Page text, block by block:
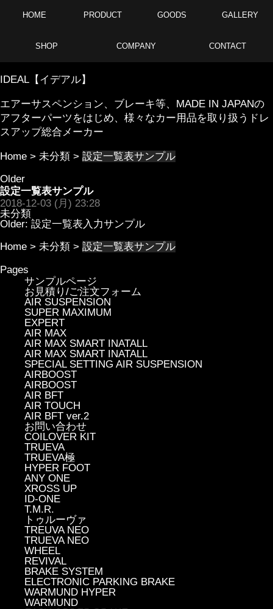
HOME PRODUCT GOODS GALLERY
SHOP COMPANY CONTACT
IDEAL【イデアル】
エアーサスペンション、ブレーキ等、MADE IN JAPANの
アフターパーツをはじめ、様々なカー用品を取り扱うドレ
スアップ総合メーカー
Home > 未分類 > 設定一覧表サンプル
Older
設定一覧表サンプル
2018-12-03 (月) 23:28
未分類
Older: 設定一覧表入力サンプル
Home > 未分類 > 設定一覧表サンプル
Pages
サンプルページ
お見積り/ご注文フォーム
AIR SUSPENSION
SUPER MAXIMUM
EXPERT
AIR MAX
AIR MAX SMART INATALL
AIR MAX SMART INATALL
SPECIAL SETTING AIR SUSPENSION
AIRBOOST
AIRBOOST
AIR BFT
AIR TOUCH
AIR BFT ver.2
お問い合わせ
COILOVER KIT
TRUEVA
TRUEVA極
HYPER FOOT
ANY ONE
XROSS UP
ID-ONE
T.M.R.
トゥルーヴァ
TREUVA NEO
TRUEVA NEO
WHEEL
REVIVAL
BRAKE SYSTEM
ELECTRONIC PARKING BRAKE
WARMUND HYPER
WARMUND